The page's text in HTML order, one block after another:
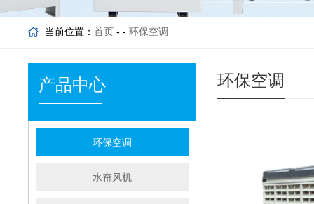
当前位置： 首页 - - 环保空调
产品中心
环保空调
水帘风机
环保空调